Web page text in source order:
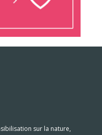
sur la nature,